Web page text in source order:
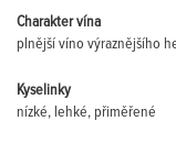
Charakter vína
plnější víno výraznějšího
Kyselinky
nízké, lehké, přiměřené